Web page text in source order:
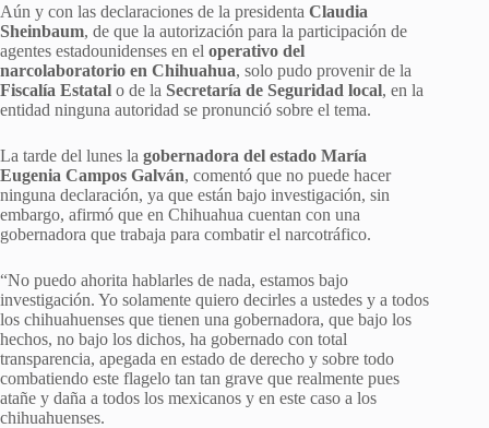
Aún y con las declaraciones de la presidenta Claudia
Sheinbaum, de que la autorización para la participación de
agentes estadounidenses en el operativo del
narcolaboratorio en Chihuahua, solo pudo provenir de la
Fiscalía Estatal o de la Secretaría de Seguridad local, en la
entidad ninguna autoridad se pronunció sobre el tema.
La tarde del lunes la gobernadora del estado María
Eugenia Campos Galván, comentó que no puede hacer
ninguna declaración, ya que están bajo investigación, sin
embargo, afirmó que en Chihuahua cuentan con una
gobernadora que trabaja para combatir el narcotráfico.
“No puedo ahorita hablarles de nada, estamos bajo
investigación. Yo solamente quiero decirles a ustedes y a todos
los chihuahuenses que tienen una gobernadora, que bajo los
hechos, no bajo los dichos, ha gobernado con total
transparencia, apegada en estado de derecho y sobre todo
combatiendo este flagelo tan tan grave que realmente pues
atañe y daña a todos los mexicanos y en este caso a los
chihuahuenses.